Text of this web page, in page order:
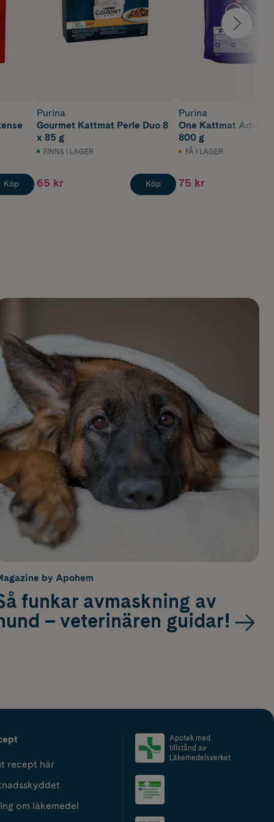
Köp
Purina
Gourmet Kattmat Perle Duo 8
x 85 g
FINNS I LAGER
65 kr Köp
Purina
One Kattmat Adult
800 g
FÅ I LAGER
75 kr
by Apohem
funkar avmaskning av
– veterinären guidar!
recept här
om läkemedel
Apotek med
tillstånd av
Läkemedelsverket